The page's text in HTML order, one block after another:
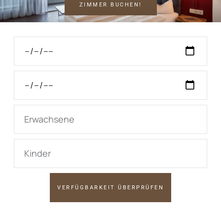
ZIMMER BUCHEN!
VERFÜGBARKEIT ÜBERPRÜFEN